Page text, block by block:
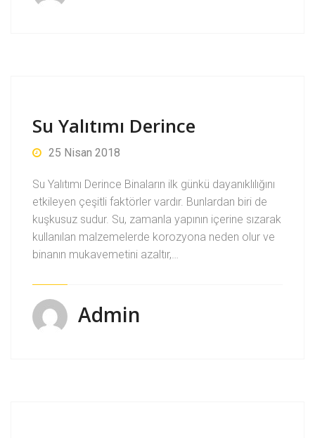
Su Yalıtımı Derince
25 Nisan 2018
Su Yalıtımı Derince Binaların ilk günkü dayanıklılığını
etkileyen çeşitli faktörler vardır. Bunlardan biri de
kuşkusuz sudur. Su, zamanla yapının içerine sızarak
kullanılan malzemelerde korozyona neden olur ve
binanın mukavemetini azaltır,…
Admin